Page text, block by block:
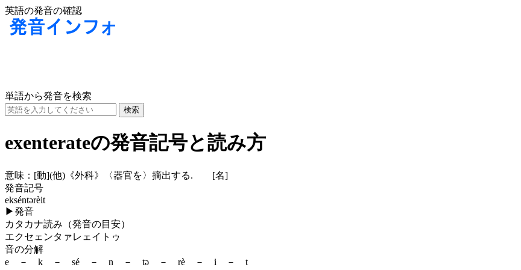
英語の発音の確認
単語から発音を検索
exenterateの発音記号と読み方
意味： [動](他) 《外科》〈器官を〉摘出する. [名]
発音記号
ekséntərèit
▶発音
カタカナ読み（発音の目安）
エクセェンタァレェイトゥ
音の分解
e － k － sé － n － tə － rè － i － t